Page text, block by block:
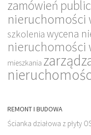
zamówień
nieruchomości
szkolenia wycena
nieruchomości
mieszkania
REMONT I BUDOWA
Ścianka działowa z płyty